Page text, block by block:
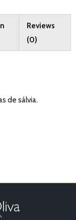
Reviews
(0)
de sálvia.